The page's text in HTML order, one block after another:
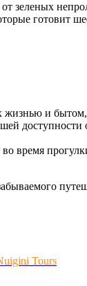
готовит
жизнью и
время
Tours